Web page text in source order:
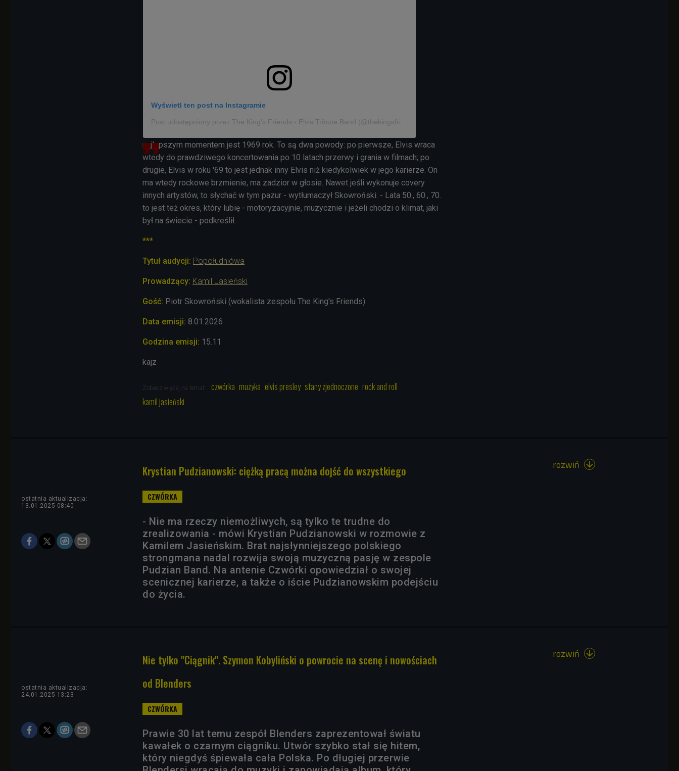
Wyświetl ten post na Instagramie
najlepszym momentem jest 1969 rok. To są dwa powody: po pierwsze, Elvis wraca
wtedy do prawdziwego koncertowania po 10 latach przerwy i grania w filmach; po
drugie, Elvis w roku '69 to jest jednak inny Elvis niż kiedykolwiek w jego karierze. On
ma wtedy rockowe brzmienie, ma zadzior w głosie. Nawet jeśli wykonuje covery
innych artystów, to słychać w tym pazur - wytłumaczył Skowroński. - Lata 50., 60., 70.
to jest też okres, który lubię - motoryzacyjnie, muzycznie i jeżeli chodzi o klimat, jaki
był na świecie - podkreślił.
***
Tytuł audycji: Popołudniówa
Prowadzący: Kamil Jasieński
Gość: Piotr Skowroński (wokalista zespołu The King's Friends)
Data emisji: 8.01.2026
Godzina emisji: 15.11
kajz
Zobacz więcej na temat: czwórka muzyka elvis presley stany zjednoczone rock and roll
kamil jasieński
Krystian Pudzianowski: ciężką pracą można dojść do wszystkiego
ostatnia aktualizacja:
13.01.2025 08:40
- Nie ma rzeczy niemożliwych, są tylko te trudne do
zrealizowania - mówi Krystian Pudzianowski w rozmowie z
Kamilem Jasieńskim. Brat najsłynniejszego polskiego
strongmana nadal rozwija swoją muzyczną pasję w zespole
Pudzian Band. Na antenie Czwórki opowiedział o swojej
scenicznej karierze, a także o iście Pudzianowskim podejściu
do życia.
rozwiń 
Nie tylko "Ciągnik". Szymon Kobyliński o powrocie na scenę i nowościach
od Blenders
ostatnia aktualizacja:
24.01.2025 13:23
Prawie 30 lat temu zespół Blenders zaprezentował światu
kawałek o czarnym ciągniku. Utwór szybko stał się hitem,
który niegdyś śpiewała cała Polska. Po długiej przerwie
rozwiń 